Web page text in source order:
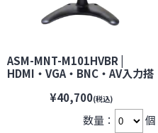
ASM-MNT-M101HVBR |
HDMI・VGA・BNC・AV入力搭
ニター【VESA75】【防犯カメ
ラ】【監視カメラ】【セキュ
リティーカメラ】
¥40,700(税込)
数量： 個